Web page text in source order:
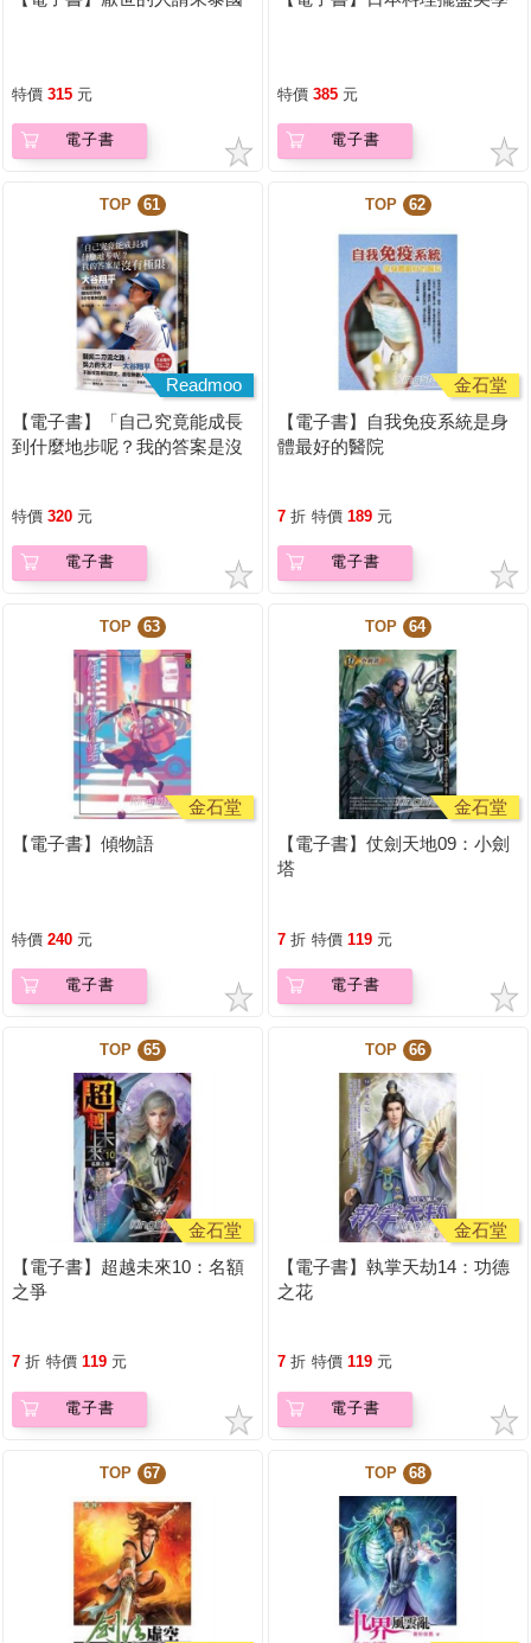
特價 315 元
電子書
特價 385 元
電子書
TOP 61
Readmoo
【電子書】「自己究竟能成長
到什麼地步呢？我的答案是沒
特價 320 元
電子書
TOP 62
金石堂
【電子書】自我免疫系統是身
體最好的醫院
7 折 特價 189 元
電子書
TOP 63
金石堂
【電子書】傾物語
特價 240 元
電子書
TOP 64
金石堂
【電子書】仗劍天地09：小劍
塔
7 折 特價 119 元
電子書
TOP 65
金石堂
【電子書】超越未來10：名額
之爭
7 折 特價 119 元
電子書
TOP 66
金石堂
【電子書】執掌天劫14：功德
之花
7 折 特價 119 元
電子書
TOP 67 TOP 68